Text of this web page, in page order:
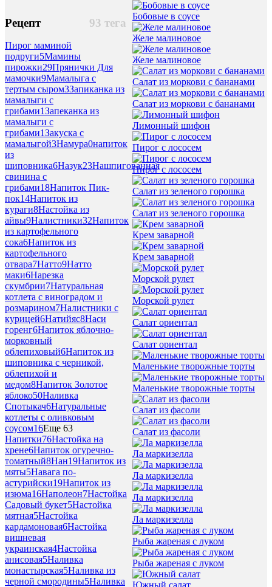
93 тега
Рецепт
Пирог маминой
подруги5Мамины
пирожки29Прянички Для
мамочки9Мамалыга с
тертым сыром3Запиканка из
мамалыги с
грибами1Запеканка из
мамалыги с
грибами1Закуска с
мамалыгой3Намура0напиток
из
шиповника6Назук23Нашпигованная
свинина с
грибами18Напиток Пик-
пок14Напиток из
кураги8Настойка из
айвы9Налистники32Напиток
из картофельного
сока6Напиток из
картофельного
отвара7Натто9Натто
маки6Нарезка
скумбрии7Натуральная
котлета с виноградом и
розмарином7Налистники с
курицей6Натийяс8Наси
горенг6Напиток яблочно-
морковный
облепиховый6Напиток из
шиповника с черникой,
облепихой и
медом8Напиток Золотое
яблоко50Наливка
Спотыкач6Натуральные
котлеты с оливковым
соусом16Еще 63
Напитки76Настойка на
хрене6Напиток огуречно-
томатный8Нан19Напиток из
мяты5Навага по-
астурийски19Напиток из
изюма16Наполеон7Настойка
Садовый букет5Настойка
мятная5Настойка
кардамоновая6Настойка
вишневая
украинская4Настойка
анисовая5Наливка
монастырская5Наливка из
черной смородины5Наливка
Бобовые в соусе
Желе малиновое
Желе малиновое
Салат из моркови с бананами
Салат из моркови с бананами
Лимонный шифон
Пирог с лососем
Пирог с лососем
Салат из зеленого горошка
Салат из зеленого горошка
Крем заварной
Крем заварной
Морской рулет
Морской рулет
Салат ориентал
Салат ориентал
Маленькие творожные торты
Маленькие творожные торты
Салат из фасоли
Салат из фасоли
Ла маркизелла
Ла маркизелла
Ла маркизелла
Ла маркизелла
Рыба жареная с луком
Рыба жареная с луком
Южный салат